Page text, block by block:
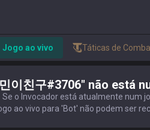
Jogo ao vivo Táticas de
이친구#3706" não está
Se o Invocador está atualmente num
ao vivo para 'Bot' não podem ser